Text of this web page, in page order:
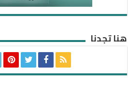
هنا تجدنا